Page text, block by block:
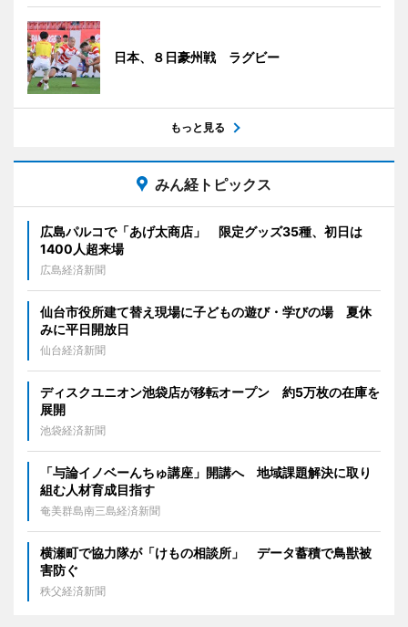
日本、８日豪州戦 ラグビー
もっと見る
みん経トピックス
広島パルコで「あげ太商店」 限定グッズ35種、初日は
1400人超来場
広島経済新聞
仙台市役所建て替え現場に子どもの遊び・学びの場 夏休
みに平日開放日
仙台経済新聞
ディスクユニオン池袋店が移転オープン 約5万枚の在庫を
展開
池袋経済新聞
「与論イノベーんちゅ講座」開講へ 地域課題解決に取り
組む人材育成目指す
奄美群島南三島経済新聞
横瀬町で協力隊が「けもの相談所」 データ蓄積で鳥獣被
害防ぐ
秩父経済新聞